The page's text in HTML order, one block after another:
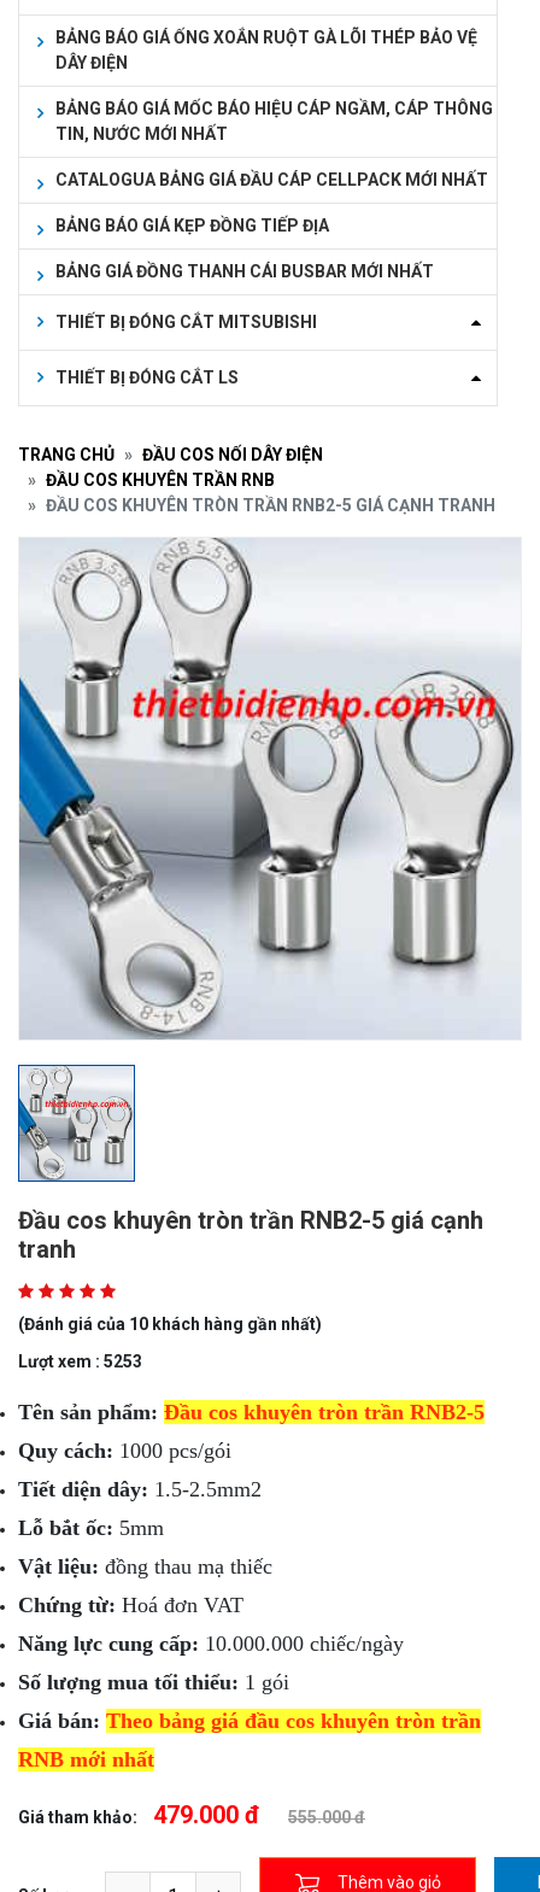
BẢNG BÁO GIÁ ỐNG XOẮN RUỘT GÀ LÕI THÉP BẢO VỆ
DÂY ĐIỆN
BẢNG BÁO GIÁ MỐC BÁO HIỆU CÁP NGẦM, CÁP THÔNG
TIN, NƯỚC MỚI NHẤT
CATALOGUA BẢNG GIÁ ĐẦU CÁP CELLPACK MỚI NHẤT
BẢNG BÁO GIÁ KẸP ĐỒNG TIẾP ĐỊA
BẢNG GIÁ ĐỒNG THANH CÁI BUSBAR MỚI NHẤT
THIẾT BỊ ĐÓNG CẮT MITSUBISHI
THIẾT BỊ ĐÓNG CẮT LS
TRANG CHỦ
ĐẦU COS NỐI DÂY ĐIỆN
ĐẦU COS KHUYÊN TRẦN RNB
ĐẦU COS KHUYÊN TRÒN TRẦN RNB2-5 GIÁ CẠNH TRANH
Đầu cos khuyên tròn trần RNB2-5 giá cạnh
tranh
(Đánh giá của 10 khách hàng gần nhất)
Lượt xem : 5253
Tên sản phẩm: Đầu cos khuyên tròn trần RNB2-5
Quy cách: 1000 pcs/gói
Tiết diện dây: 1.5-2.5mm2
Lỗ bắt ốc: 5mm
Vật liệu: đồng thau mạ thiếc
Chứng từ: Hoá đơn VAT
Năng lực cung cấp: 10.000.000 chiếc/ngày
Số lượng mua tối thiểu: 1 gói
Giá bán: Theo bảng giá đầu cos khuyên tròn trần
RNB mới nhất
Giá tham khảo: 479.000 đ 555.000 đ
Thêm vào giỏ